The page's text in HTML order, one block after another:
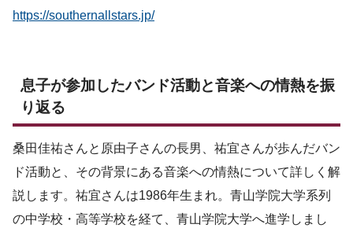
https://southernallstars.jp/
息子が参加したバンド活動と音楽への情熱を振
り返る
桑田佳祐さんと原由子さんの長男、祐宜さんが歩んだバン
ド活動と、その背景にある音楽への情熱について詳しく解
説します。祐宜さんは1986年生まれ。青山学院大学系列
の中学校・高等学校を経て、青山学院大学へ進学しまし